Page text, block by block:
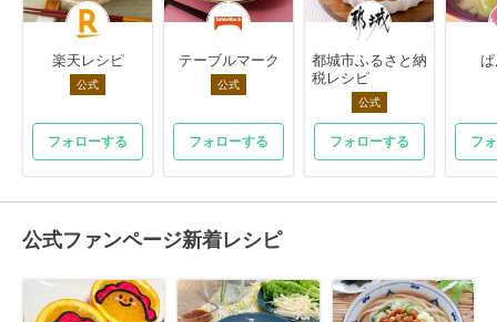
楽天レシピ
公式
フォローする
テーブルマーク
公式
フォローする
都城市ふるさと納
税レシピ
公式
フォローする フ
公式ファンページ新着レシピ